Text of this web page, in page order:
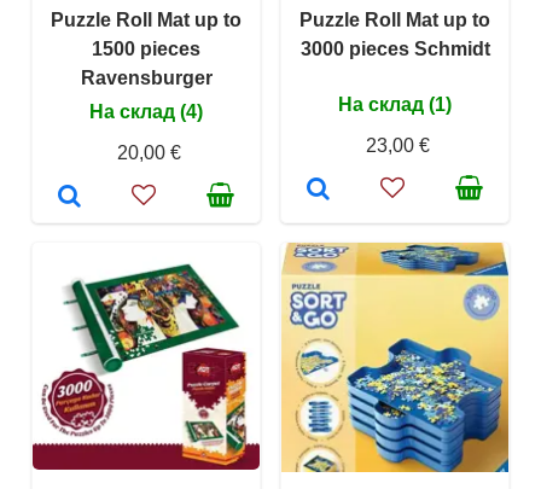
Puzzle Roll Mat up to
1500 pieces
Ravensburger
На склад (4)
20,00 €
Puzzle Roll Mat up to
3000 pieces Schmidt
На склад (1)
23,00 €